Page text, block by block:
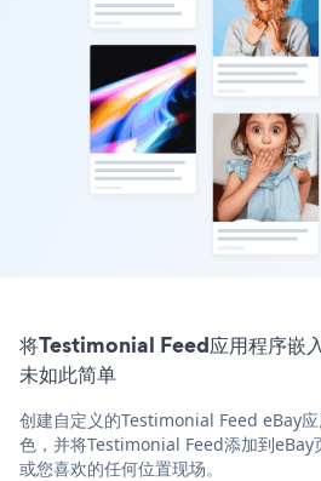
将Testimonial Feed应用程序嵌
未如此简单
创建自定义的Testimonial Feed eBay
色，并将Testimonial Feed添加到eBay
或您喜欢的任何位置现场。